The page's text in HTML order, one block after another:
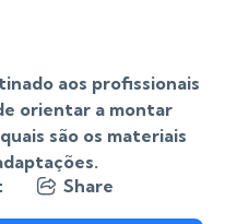
aos profissionais
orientar a montar
são os materiais
Share